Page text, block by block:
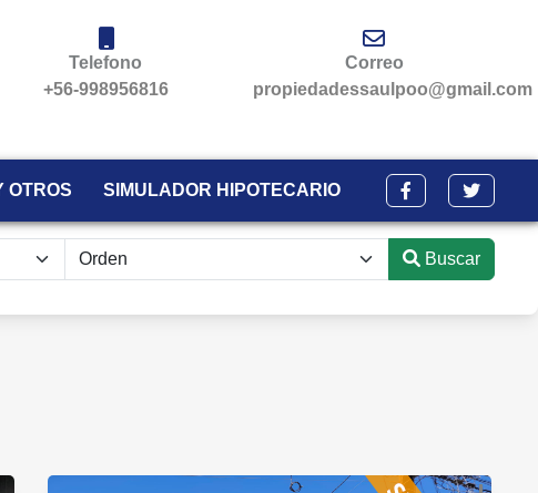
Telefono
+56-998956816
Correo
propiedadessaulpoo@gmail.com
OTROS SIMULADOR HIPOTECARIO
Buscar